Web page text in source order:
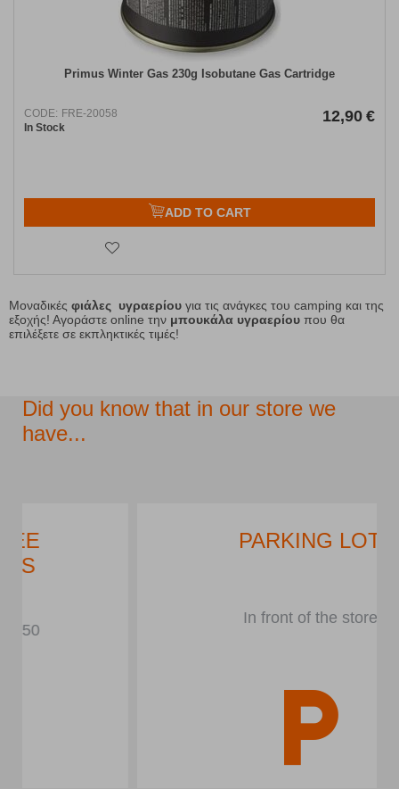
Primus Winter Gas 230g Isobutane Gas Cartridge
CODE: FRE-20058
In Stock
12,90 €
ADD TO CART
Μοναδικές φιάλες υγραερίου για τις ανάγκες του camping και της
εξοχής! Αγοράστε online την μπουκάλα υγραερίου που θα
επιλέξετε σε εκπληκτικές τιμές!
Did you know that in our store we
have...
PARKING LOT
In front of the store